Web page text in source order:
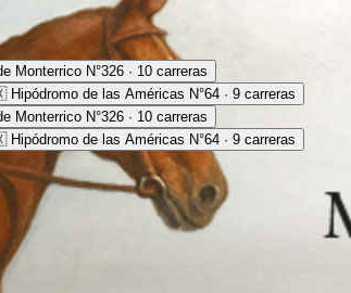
N°326 · 10 carreras
de las Américas N°64 · 9 carreras
N°326 · 10 carreras
de las Américas N°64 · 9 carreras